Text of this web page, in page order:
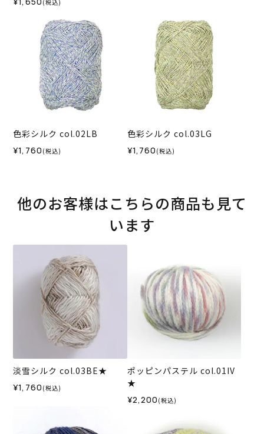
(税込)
色彩シルク col.02LB
¥1,760 (税込)
色彩シルク col.03LG
¥1,760 (税込)
他のお客様はこちらの商品も見て
います
淡雪シルク col.03BE★
¥1,760 (税込)
ポッピンパステル col.01IV
★
¥2,200 (税込)